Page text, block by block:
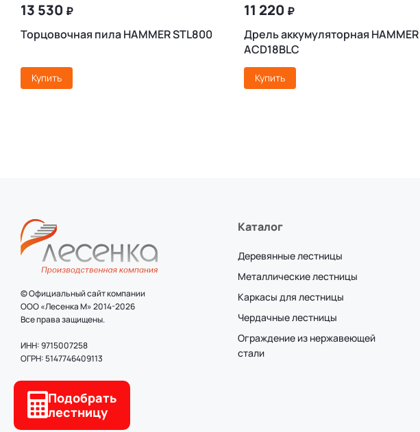
13 530 ₽
Торцовочная пила HAMMER STL800
Купить
11 220 ₽
Дрель аккумуляторная HAMMER
ACD18BLC
Купить
© Официальный сайт компании
ООО «Лесенка М» 2014-2026
Все права защищены.
ИНН: 9715007258
ОГРН: 5147746409113
Каталог
Деревянные лестницы
Металлические лестницы
Каркасы для лестницы
Чердачные лестницы
Ограждение из нержавеющей
стали
Подобрать
лестницу